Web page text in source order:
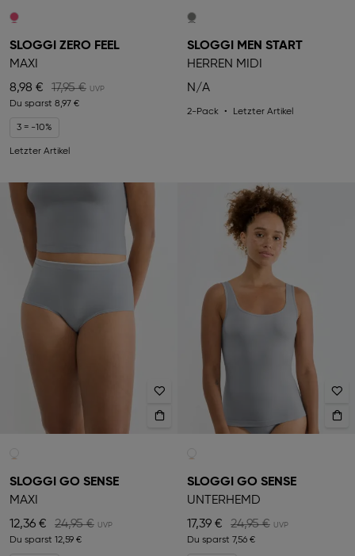
SLOGGI ZERO FEEL
MAXI
8,98 €
17,95 €
Du sparst 8,97 €
3 = -10%
Letzter Artikel
SLOGGI MEN START
HERREN MIDI
N/A
2-Pack Letzter Artikel
SLOGGI GO SENSE
MAXI
12,36 €
24,95 €
Du sparst 12,59 €
SLOGGI GO SENSE
UNTERHEMD
17,39 €
24,95 €
Du sparst 7,56 €